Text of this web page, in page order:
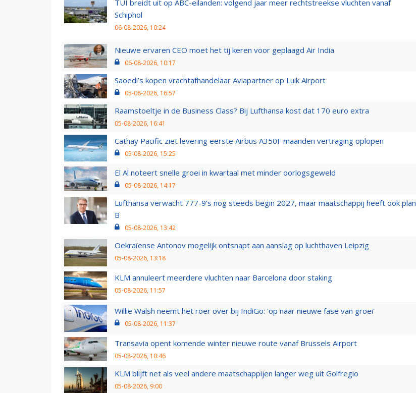
TUI breidt uit op ABC-eilanden: volgend jaar meer rechtstreekse vluchten vanaf
Schiphol
06-08-2026, 10:24
Nieuwe ervaren CEO moet het tij keren voor geplaagd Air India
06-08-2026, 10:17
Saoedi’s kopen vrachtafhandelaar Aviapartner op Luik Airport
05-08-2026, 16:57
Raamstoeltje in de Business Class? Bij Lufthansa kost dat 170 euro extra
05-08-2026, 16:41
Cathay Pacific ziet levering eerste Airbus A350F maanden vertraging oplopen
05-08-2026, 15:25
El Al noteert snelle groei in kwartaal met minder oorlogsgeweld
05-08-2026, 14:17
Lufthansa verwacht 777-9’s nog steeds begin 2027, maar maatschappij heeft ook plan
B
05-08-2026, 13:42
Oekraïense Antonov mogelijk ontsnapt aan aanslag op luchthaven Leipzig
05-08-2026, 13:18
KLM annuleert meerdere vluchten naar Barcelona door staking
05-08-2026, 11:57
Willie Walsh neemt het roer over bij IndiGo: 'op naar nieuwe fase van groei'
05-08-2026, 11:37
Transavia opent komende winter nieuwe route vanaf Brussels Airport
05-08-2026, 10:46
KLM blijft net als veel andere maatschappijen langer weg uit Golfregio
05-08-2026, 9:00